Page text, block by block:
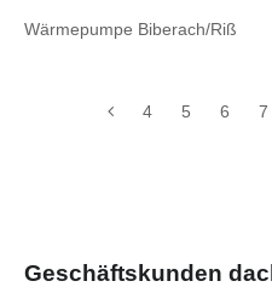
Wärmepumpe Biberach/Riß
4 5 6 7
Geschäftskunden